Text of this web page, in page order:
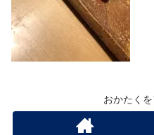
おかたく